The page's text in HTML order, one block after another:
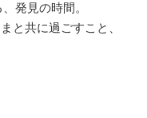
発見の時間。
と共に過ごすこと、